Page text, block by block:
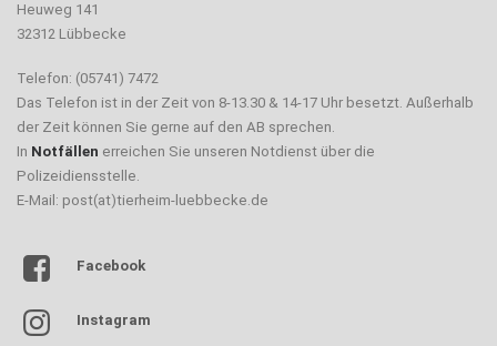
Heuweg 141
32312 Lübbecke
Telefon: (05741) 7472
Das Telefon ist in der Zeit von 8-13.30 & 14-17 Uhr besetzt. Außerhalb
der Zeit können Sie gerne auf den AB sprechen.
In Notfällen erreichen Sie unseren Notdienst über die
Polizeidiensstelle.
E-Mail: post(at)tierheim-luebbecke.de
Facebook
Instagram